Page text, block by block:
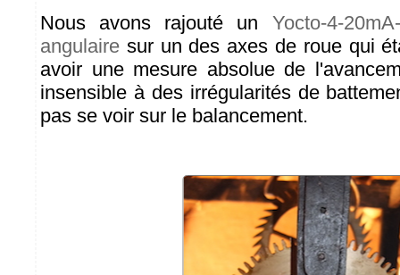
Nous avons rajouté un Yocto-4-
angulaire sur un des axes de roue qui
avoir une mesure absolue de
insensible à des irrégularités de
pas se voir sur le balancement.